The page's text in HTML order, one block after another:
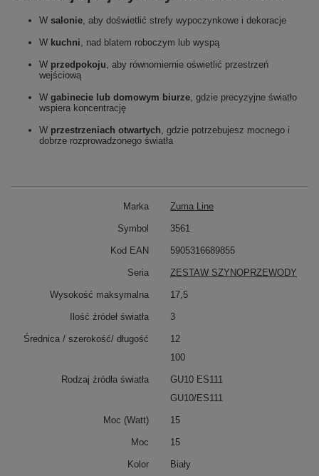
W salonie, aby doświetlić strefy wypoczynkowe i dekoracje
W kuchni, nad blatem roboczym lub wyspą
W przedpokoju, aby równomiernie oświetlić przestrzeń
wejściową
W gabinecie lub domowym biurze, gdzie precyzyjne światło
wspiera koncentrację
W przestrzeniach otwartych, gdzie potrzebujesz mocnego i
dobrze rozprowadzonego światła
Marka Zuma Line
Symbol 3561
Kod EAN 5905316689855
Seria ZESTAW SZYNOPRZEWODY
Wysokość maksymalna 17,5
Ilość źródeł światła 3
Średnica / szerokość/ długość
12
100
Rodzaj źródła światła
GU10 ES111
GU10/ES111
Moc (Watt) 15
Moc 15
Kolor Biały